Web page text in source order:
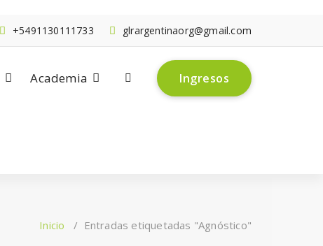
glrargentinaorg@gmail.com
+5491130111733
Academia Ingresos
Inicio / Entradas etiquetadas "Agnóstico"